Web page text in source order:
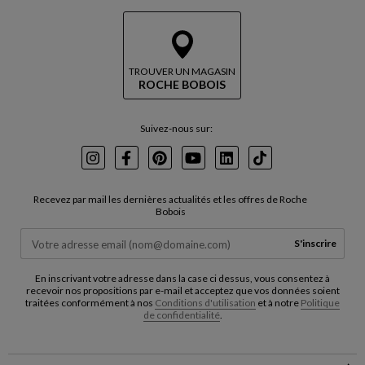
TROUVER UN MAGASIN
ROCHE BOBOIS
Suivez-nous sur:
InstagramFacebookPinterest
YoutubeLinkedInTikTok
Recevez par mail les dernières actualités et les offres de Roche
Bobois
S'inscrire
En inscrivant votre adresse dans la case ci dessus, vous consentez à
recevoir nos propositions par e-mail et acceptez que vos données soient
traitées conformément à nos Conditions d'utilisation et à notre Politique
de confidentialité.